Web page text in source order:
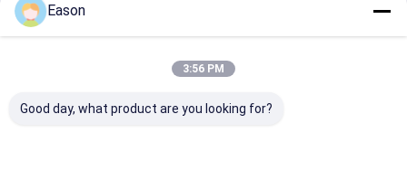
Prodotti Raccomandati
Eason
3:56 PM
Good day, what product are you looking for?